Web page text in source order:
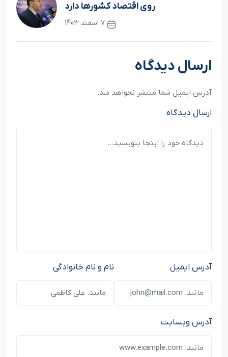
روی اقتصاد کشورها دارد
7 اسفند 1403
نوشته بعدی
ارسال دیدگاه
آدرس ایمیل شما منتشر نخواهد شد.
ارسال دیدگاه
نام و نام خانوادگی آدرس ایمیل
آدرس وبسایت